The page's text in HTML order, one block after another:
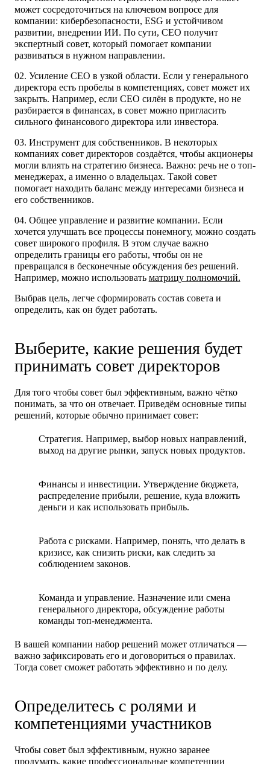
может сосредоточиться на ключевом вопросе для
компании: кибербезопасности, ESG и устойчивом
развитии, внедрении ИИ. По сути, СЕО получит
экспертный совет, который помогает компании
развиваться в нужном направлении.
02. Усиление CEO в узкой области. Если у генерального
директора есть пробелы в компетенциях, совет может их
закрыть. Например, если CEO силён в продукте, но не
разбирается в финансах, в совет можно пригласить
сильного финансового директора или инвестора.
03. Инструмент для собственников. В некоторых
компаниях совет директоров создаётся, чтобы акционеры
могли влиять на стратегию бизнеса. Важно: речь не о топ-
менеджерах, а именно о владельцах. Такой совет
помогает находить баланс между интересами бизнеса и
его собственников.
04. Общее управление и развитие компании. Если
хочется улучшать все процессы понемногу, можно создать
совет широкого профиля. В этом случае важно
определить границы его работы, чтобы он не
превращался в бесконечные обсуждения без решений.
Например, можно использовать матрицу полномочий.
Выбрав цель, легче сформировать состав совета и
определить, как он будет работать.
Выберите, какие решения будет
принимать совет директоров
Для того чтобы совет был эффективным, важно чётко
понимать, за что он отвечает. Приведём основные типы
решений, которые обычно принимает совет:
Стратегия. Например, выбор новых направлений,
выход на другие рынки, запуск новых продуктов.
Финансы и инвестиции. Утверждение бюджета,
распределение прибыли, решение, куда вложить
деньги и как использовать прибыль.
Работа с рисками. Например, понять, что делать в
кризисе, как снизить риски, как следить за
соблюдением законов.
Команда и управление. Назначение или смена
генерального директора, обсуждение работы
команды топ-менеджмента.
В вашей компании набор решений может отличаться —
важно зафиксировать его и договориться о правилах.
Тогда совет сможет работать эффективно и по делу.
Определитесь с ролями и
компетенциями участников
Чтобы совет был эффективным, нужно заранее
продумать, какие профессиональные компетенции